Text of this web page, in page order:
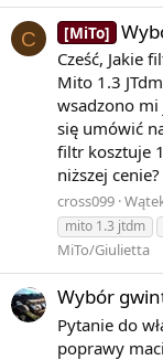
C [MiTo]
Cześć, Jakie
Mito 1.3
wsadzono mi
się umówić
filtr kosztuje
niższej
cross099
mito 1.3 jtdm
MiTo/Giulietta
Wybór
Pytanie do
poprawy